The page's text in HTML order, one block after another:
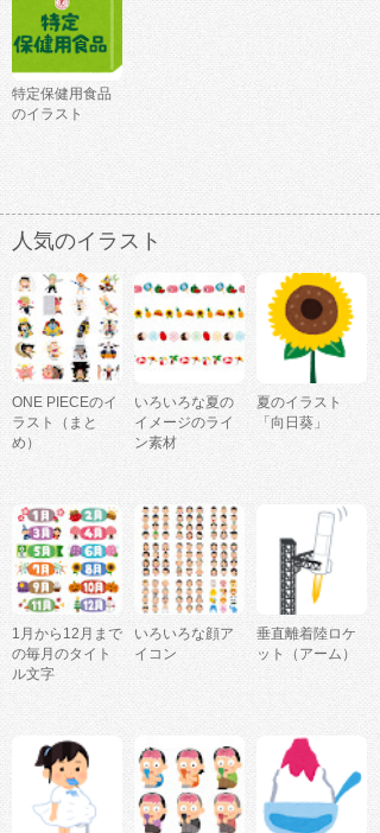
特定保健用食品
のイラスト
人気のイラスト
ONE PIECEのイ
ラスト（まと
め）
いろいろな夏の
イメージのライ
ン素材
夏のイラスト
「向日葵」
1月から12月まで
の毎月のタイト
ル文字
いろいろな顔ア
イコン
垂直離着陸ロケ
ット（アーム）